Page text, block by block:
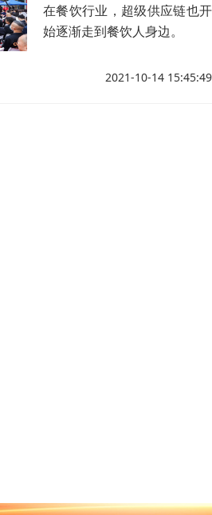
在餐饮行业，超级供应链也开
始逐渐走到餐饮人身边。
2021-10-14 15:45:49